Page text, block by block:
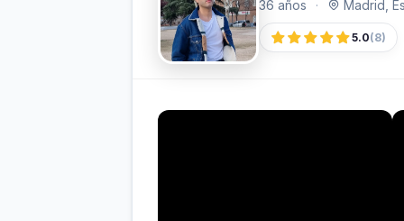
36 años · Madrid,
5.0(8)